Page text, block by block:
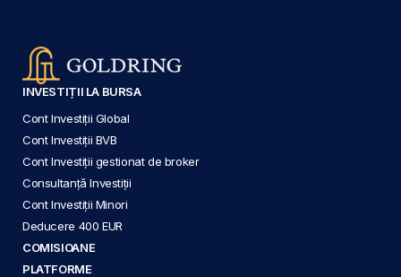
INVESTIȚII LA BURSA
Cont Investiții Global
Cont Investiții BVB
Cont Investiții gestionat de broker
Consultanță Investiții
Cont Investiții Minori
Deducere 400 EUR
COMISIOANE
PLATFORME